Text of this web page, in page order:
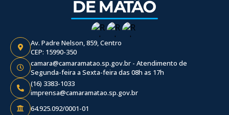
Av. Padre Nelson, 859, Centro
CEP: 15990-350
(16) 3383-1033
imprensa@camaramatao.sp.gov.br
camara@camaramatao.sp.gov.br - Atendimento de
Segunda-feira a Sexta-feira das 08h as 17h
64.925.092/0001-01